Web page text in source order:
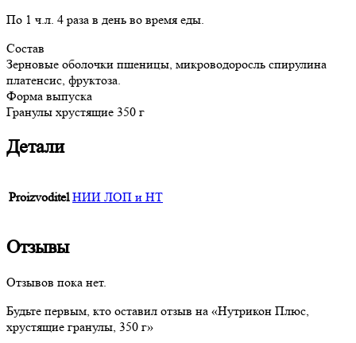
По 1 ч.л. 4 раза в день во время еды.
Состав
Зерновые оболочки пшеницы, микроводоросль спирулина
платенсис, фруктоза.
Форма выпуска
Гранулы хрустящие 350 г
Детали
Proizvoditel НИИ ЛОП и НТ
Отзывы
Отзывов пока нет.
Будьте первым, кто оставил отзыв на «Нутрикон Плюс,
хрустящие гранулы, 350 г»